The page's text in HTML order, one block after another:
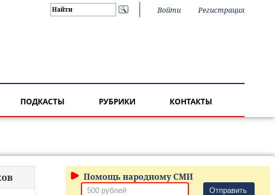
Войти Регистрация
ПОДКАСТЫ РУБРИКИ КОНТАКТЫ
Помощь народному СМИ
Отправить